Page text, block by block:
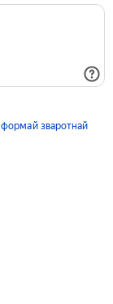
формай зваротнай